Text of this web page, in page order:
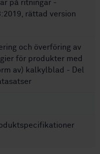
på ritningar -
rättad version
och överföring av
för produkter med
av) kalkylblad - Del